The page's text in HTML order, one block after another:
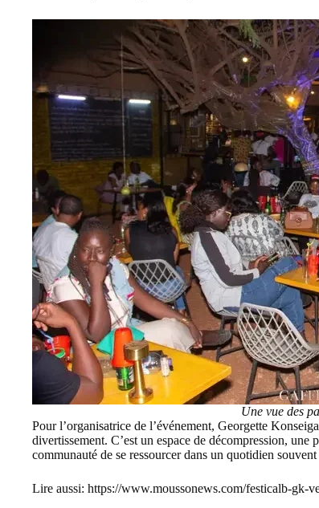
Une vue des
Pour l’organisatrice de l’événement, Georgette
divertissement. C’est un espace de décompression,
communauté de se ressourcer dans un quotidien
Lire aussi: https://www.moussonews.com/festicalb-gk-